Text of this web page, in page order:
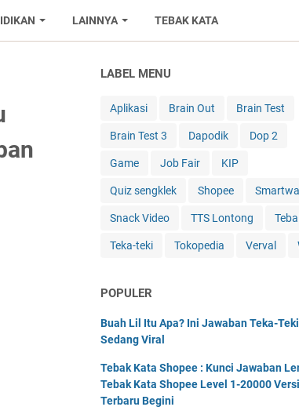
LAINNYA TEBAK KATA
LABEL MENU
Aplikasi Brain Out Brain Test
Brain Test 3 Dapodik Dop 2
Game Job Fair KIP
Quiz sengklek Shopee
Snack Video TTS Lontong
Teka-teki Tokopedia Verval
POPULER
Buah Lil Itu Apa? Ini Jawaban Teka-
Sedang Viral
Tebak Kata Shopee : Kunci Jawaban
Tebak Kata Shopee Level 1-20000 Versi
Terbaru Begini